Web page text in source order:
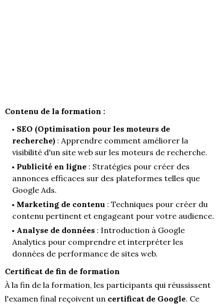
Contenu de la formation :
SEO (Optimisation pour les moteurs de
recherche) : Apprendre comment améliorer la
visibilité d'un site web sur les moteurs de recherche.
Publicité en ligne : Stratégies pour créer des
annonces efficaces sur des plateformes telles que
Google Ads.
Marketing de contenu : Techniques pour créer du
contenu pertinent et engageant pour votre audience.
Analyse de données : Introduction à Google
Analytics pour comprendre et interpréter les
données de performance de sites web.
Certificat de fin de formation
À la fin de la formation, les participants qui réussissent
l'examen final reçoivent un certificat de Google. Ce